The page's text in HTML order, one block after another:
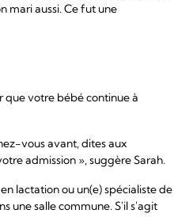
mari aussi. Ce fut une
que votre bébé continue à
vous avant, dites aux
admission », suggère Sarah.
lactation ou un(e) spécialiste de
une salle commune. S'il s'agit